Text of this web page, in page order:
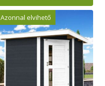
Azonnal elvihető